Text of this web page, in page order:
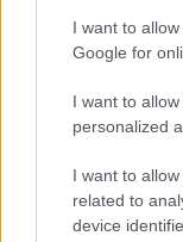
I want to
Google for
I want to
personalized
I want to
related to
device